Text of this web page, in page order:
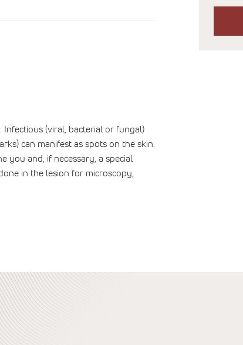
(viral, bacterial or fungal)
can manifest as spots on the skin.
you and, if necessary, a special
in the lesion for microscopy,